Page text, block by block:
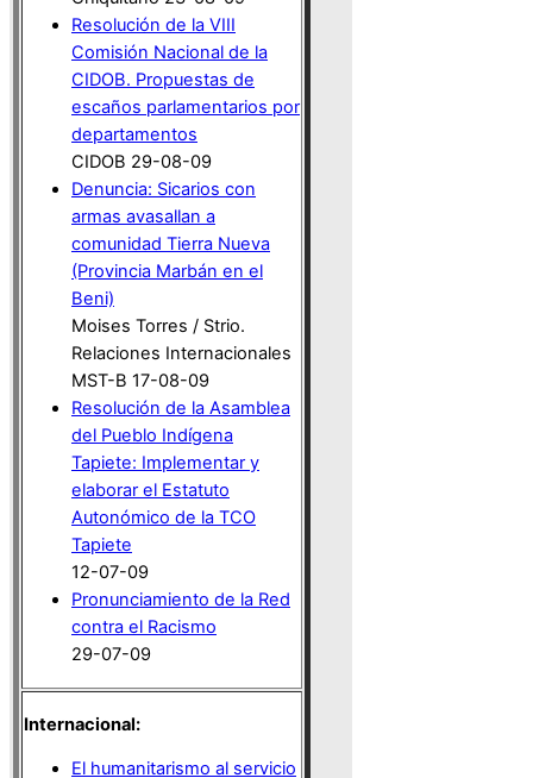
Resolución de la VIII
Comisión Nacional de la
CIDOB. Propuestas de
escaños parlamentarios por
departamentos
CIDOB 29-08-09
Denuncia: Sicarios con
armas avasallan a
comunidad Tierra Nueva
(Provincia Marbán en el
Beni)
Moises Torres / Strio.
Relaciones Internacionales
MST-B 17-08-09
Resolución de la Asamblea
del Pueblo Indígena
Tapiete: Implementar y
elaborar el Estatuto
Autonómico de la TCO
Tapiete
12-07-09
Pronunciamiento de la Red
contra el Racismo
29-07-09
Internacional:
El humanitarismo al servicio